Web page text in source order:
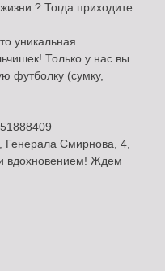
? Тогда приходите
уникальная
Только у нас вы
футболку (сумку,
Генерала Смирнова, 4,
вдохновением! Ждем